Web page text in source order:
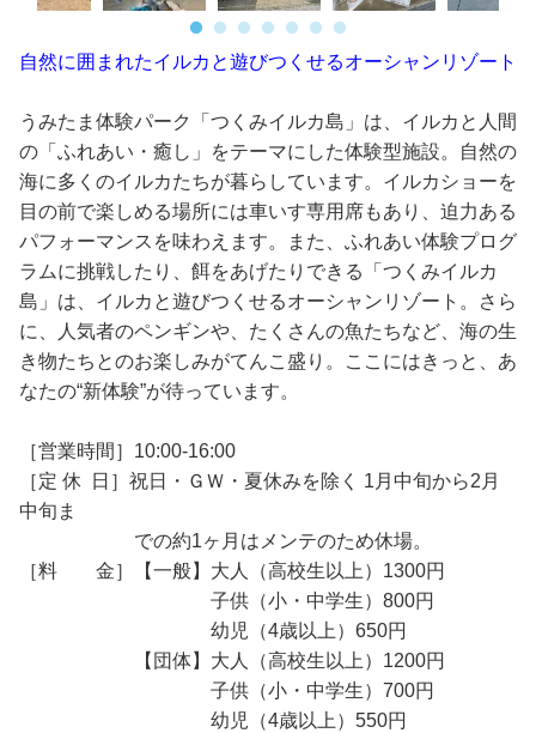
自然に囲まれたイルカと遊びつくせるオーシャンリゾート
うみたま体験パーク「つくみイルカ島」は、イルカと人間
の「ふれあい・癒し」をテーマにした体験型施設。自然の
海に多くのイルカたちが暮らしています。イルカショーを
目の前で楽しめる場所には車いす専用席もあり、迫力ある
パフォーマンスを味わえます。また、ふれあい体験プログ
ラムに挑戦したり、餌をあげたりできる「つくみイルカ
島」は、イルカと遊びつくせるオーシャンリゾート。さら
に、人気者のペンギンや、たくさんの魚たちなど、海の生
き物たちとのお楽しみがてんこ盛り。ここにはきっと、あ
なたの“新体験”が待っています。
［営業時間］10:00-16:00
［定 休 日］祝日・ＧＷ・夏休みを除く 1月中旬から2月
中旬ま
での約1ヶ月はメンテのため休場。
［料 金］【一般】大人（高校生以上）1300円
子供（小・中学生）800円
幼児（4歳以上）650円
【団体】大人（高校生以上）1200円
子供（小・中学生）700円
幼児（4歳以上）550円